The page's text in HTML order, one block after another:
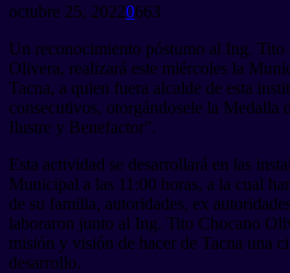
octubre 25, 20220663
Un reconocimiento póstumo al Ing.
Olivera, realizará este miércoles la
Tacna, a quien fuera alcalde de esta
consecutivos, otorgándosele la Medalla
Ilustre y Benefactor”.
Esta actividad se desarrollará en las
Municipal a las 11:00 horas, a la cual
de su familia, autoridades, ex
laboraron junto al Ing. Tito Chocano
misión y visión de hacer de Tacna una
desarrollo.